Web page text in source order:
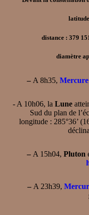
latitude
distance : 379
diamètre
–A 8h35, Mercure
- A 10h06, la Lune
Sud du plan de
longitude : 285°36’
–A 15h04, Pluton
– A 23h39,